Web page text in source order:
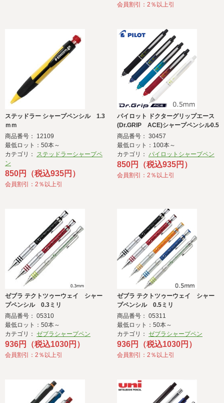
会員割引：2％以上引
ステッドラー シャープペンシル 1.3
ｍｍ
商品番号： 12109
最低ロット：50本～
カテゴリ： ステッドラーシャープペ
ン
850円（税込935円）
会員割引：2％以上引
パイロット ドクターグリップエース
(Dr.GRIP ACE)シャープペンシル0.5
ｍｍ
商品番号： 30457
最低ロット：100本～
カテゴリ： パイロットシャープペン
850円（税込935円）
会員割引：2％以上引
ゼブラ テクトツゥーウェイ シャー
プペンシル 0.3ミリ
商品番号： 05310
最低ロット：50本～
カテゴリ： ゼブラシャープペン
936円（税込1030円）
会員割引：2％以上引
ゼブラ テクトツゥーウェイ シャー
プペンシル 0.5ミリ
商品番号： 05311
最低ロット：50本～
カテゴリ： ゼブラシャープペン
936円（税込1030円）
会員割引：2％以上引